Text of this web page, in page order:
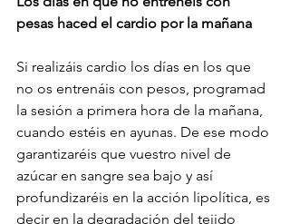
pesas haced el cardio por la mañana
Si realizáis cardio los días en los que
no os entrenáis con pesos, programad
la sesión a primera hora de la mañana,
cuando estéis en ayunas. De ese modo
garantizaréis que vuestro nivel de
azúcar en sangre sea bajo y así
profundizaréis en la acción lipolítica, es
decir en la degradación del tejido